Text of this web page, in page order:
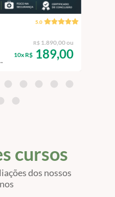
5.0
R$ 1.890,00 ou
10x R$189,00
cursos
dos nossos